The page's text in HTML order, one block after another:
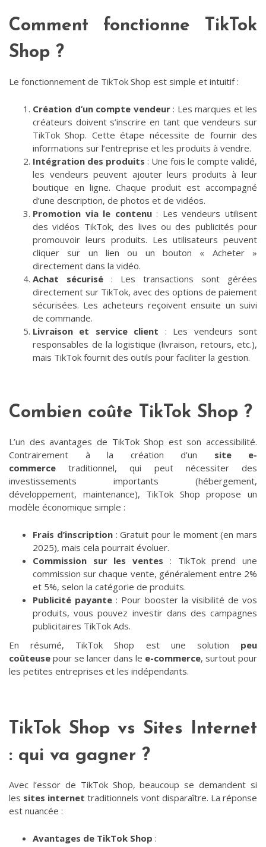
Comment fonctionne TikTok
Shop ?
Le fonctionnement de TikTok Shop est simple et intuitif :
Création d’un compte vendeur: Les marques et les
créateurs doivent s’inscrire en tant que vendeurs sur
TikTok Shop. Cette étape nécessite de fournir des
informations sur l’entreprise et les produits à vendre.
Intégration des produits : Une fois le compte validé,
les vendeurs peuvent ajouter leurs produits à leur
boutique en ligne. Chaque produit est accompagné
d’une description, de photos et de vidéos.
Promotion via le contenu: Les vendeurs utilisent
des vidéos TikTok, des lives ou des publicités pour
promouvoir leurs produits. Les utilisateurs peuvent
cliquer sur un lien ou un bouton « Acheter »
directement dans la vidéo.
Achat sécurisé : Les transactions sont gérées
directement sur TikTok, avec des options de paiement
sécurisées. Les acheteurs reçoivent ensuite un suivi
de commande.
Livraison et service client : Les vendeurs sont
responsables de la logistique (livraison, retours, etc.),
mais TikTok fournit des outils pour faciliter la gestion.
Combien coûte TikTok Shop ?
L’un des avantages de TikTok Shop est son accessibilité.
Contrairement à la création d’un site e-
commerce traditionnel, qui peut nécessiter des
investissements importants (hébergement,
développement, maintenance), TikTok Shop propose un
modèle économique simple :
Frais d’inscription: Gratuit pour le moment (en mars
2025), mais cela pourrait évoluer.
Commission sur les ventes : TikTok prend une
commission sur chaque vente, généralement entre 2%
et 5%, selon la catégorie de produits.
Publicité payante : Pour booster la visibilité de vos
produits, vous pouvez investir dans des campagnes
publicitaires TikTok Ads.
En résumé, TikTok Shop est une solution peu
coûteuse pour se lancer dans le e-commerce, surtout pour
les petites entreprises et les indépendants.
TikTok Shop vs Sites Internet
: qui va gagner ?
Avec l’essor de TikTok Shop, beaucoup se demandent si
les sites internet traditionnels vont disparaître. La réponse
est nuancée :
Avantages de TikTok Shop :